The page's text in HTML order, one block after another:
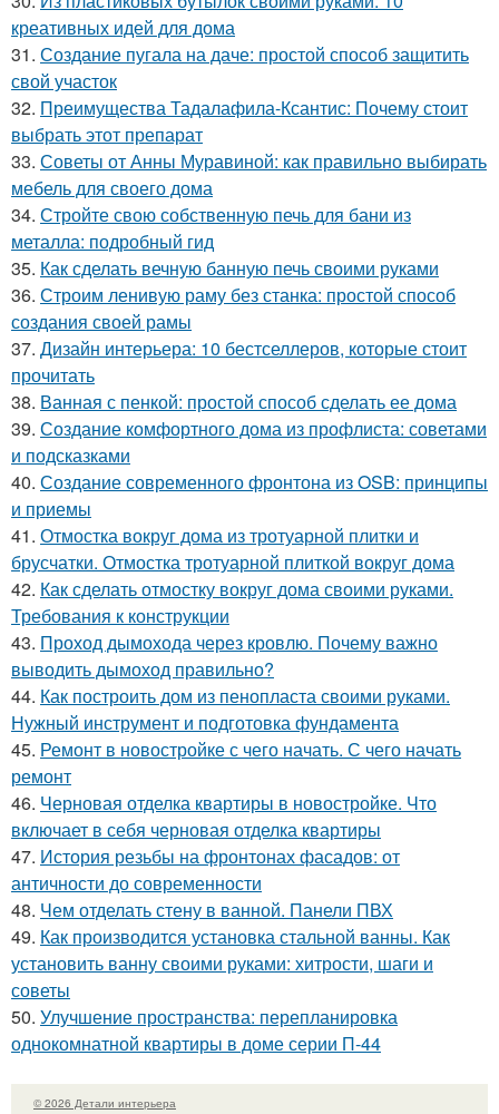
креативных идей для дома
31. Создание пугала на даче: простой способ защитить
свой участок
32. Преимущества Тадалафила-Ксантис: Почему стоит
выбрать этот препарат
33. Советы от Анны Муравиной: как правильно выбирать
мебель для своего дома
34. Стройте свою собственную печь для бани из
металла: подробный гид
35. Как сделать вечную банную печь своими руками
36. Строим ленивую раму без станка: простой способ
создания своей рамы
37. Дизайн интерьера: 10 бестселлеров, которые стоит
прочитать
38. Ванная с пенкой: простой способ сделать ее дома
39. Создание комфортного дома из профлиста: советами
и подсказками
40. Создание современного фронтона из OSB: принципы
и приемы
41. Отмостка вокруг дома из тротуарной плитки и
брусчатки. Отмостка тротуарной плиткой вокруг дома
42. Как сделать отмостку вокруг дома своими руками.
Требования к конструкции
43. Проход дымохода через кровлю. Почему важно
выводить дымоход правильно?
44. Как построить дом из пенопласта своими руками.
Нужный инструмент и подготовка фундамента
45. Ремонт в новостройке с чего начать. С чего начать
ремонт
46. Черновая отделка квартиры в новостройке. Что
включает в себя черновая отделка квартиры
47. История резьбы на фронтонах фасадов: от
античности до современности
48. Чем отделать стену в ванной. Панели ПВХ
49. Как производится установка стальной ванны. Как
установить ванну своими руками: хитрости, шаги и
советы
50. Улучшение пространства: перепланировка
однокомнатной квартиры в доме серии П-44
© 2026 Детали интерьера